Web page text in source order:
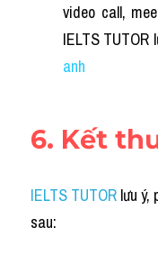
video call,
IELTS TUTOR
anh
6. Kết
IELTS TUTOR lưu ý,
sau: